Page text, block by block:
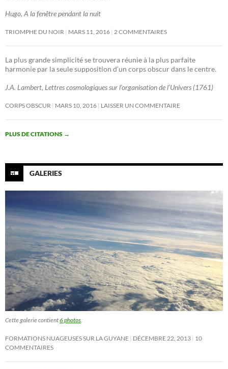
Hugo, A la fenêtre pendant la nuit
TRIOMPHE DU NOIR MARS 11, 2016 2 COMMENTAIRES
La plus grande simplicité se trouvera réunie à la plus parfaite
harmonie par la seule supposition d’un corps obscur dans le centre.
J.A. Lambert, Lettres cosmologiques sur l’organisation de l’Univers (1761)
CORPS OBSCUR MARS 10, 2016 LAISSER UN COMMENTAIRE
PLUS DE CITATIONS →
GALERIES
Cette galerie contient6 photos
FORMATIONS NUAGEUSES SUR LA GUYANE DÉCEMBRE 22, 2013 10
COMMENTAIRES